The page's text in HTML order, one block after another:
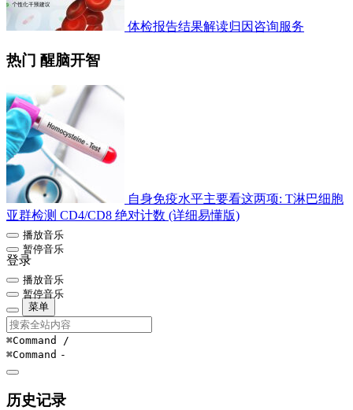
体检报告结果解读归因咨询服务
热门 醒脑开智
自身免疫水平主要看这两项: T淋巴细胞
亚群检测 CD4/CD8 绝对计数 (详细易懂版)
播放音乐
暂停音乐
登录
播放音乐
暂停音乐
菜单
⌘Command /
⌘Command -
历史记录